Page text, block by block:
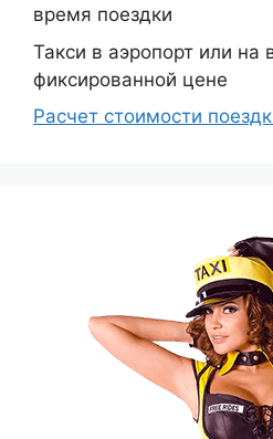
время поездки
Такси в аэропорт или на
фиксированной цене
Расчет стоимости